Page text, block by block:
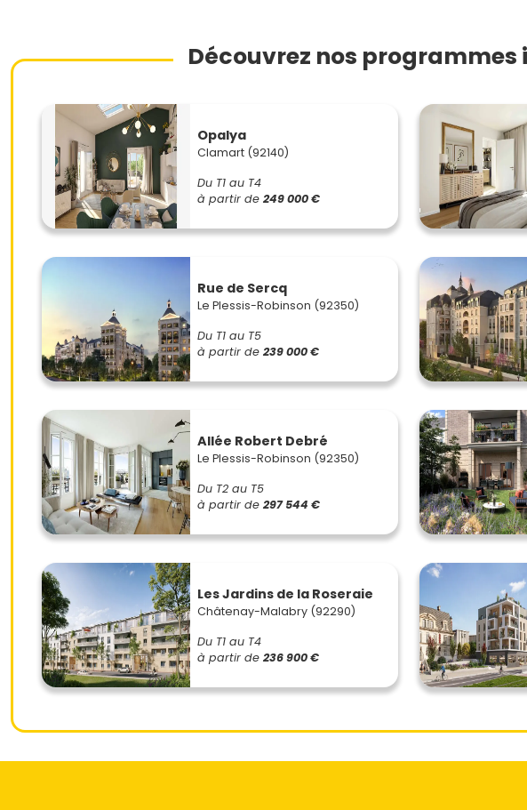
Découvrez nos
Opalya
Clamart (92140)
Du T1 au T4
à partir de 249 000 €
Rue de Sercq
Le Plessis-Robinson (92350)
Du T1 au T5
à partir de 239 000 €
Allée Robert Debré
Le Plessis-Robinson (92350)
Du T2 au T5
à partir de 297 544 €
Les Jardins de la Roseraie
Châtenay-Malabry (92290)
Du T1 au T4
à partir de 236 900 €